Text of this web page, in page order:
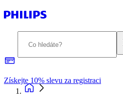
Získejte 10% slevu za registraci